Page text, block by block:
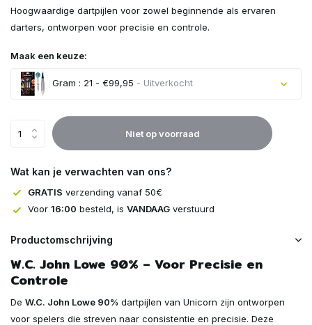
Hoogwaardige dartpijlen voor zowel beginnende als ervaren
darters, ontworpen voor precisie en controle.
Maak een keuze:
Gram : 21 - €99,95 - Uitverkocht
Uitverkocht
Uitverkocht
Niet op voorraad
Wat kan je verwachten van ons?
GRATIS verzending vanaf 50€
Voor 16:00 besteld, is VANDAAG verstuurd
Productomschrijving
W.C. John Lowe 90% – Voor Precisie en
Controle
De W.C. John Lowe 90% dartpijlen van Unicorn zijn ontworpen
voor spelers die streven naar consistentie en precisie. Deze